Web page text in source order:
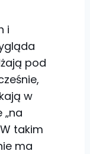
i
pod
w
takim
ma